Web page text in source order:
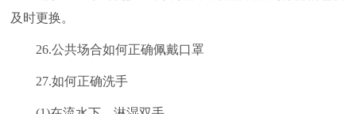
及时更换。
26.公共场合如何正确佩戴口罩
27.如何正确洗手